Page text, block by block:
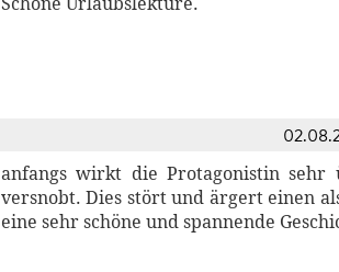
anfangs wirkt die Protagonistin sehr
versnobt. Dies stört und ärgert einen
eine sehr schöne und spannende